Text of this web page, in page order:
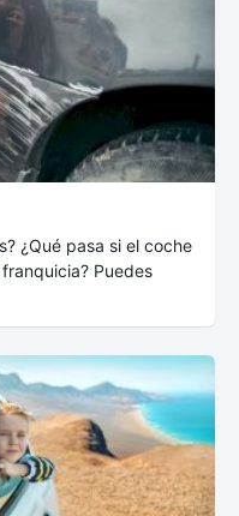
¿Qué pasa si el coche
Puedes